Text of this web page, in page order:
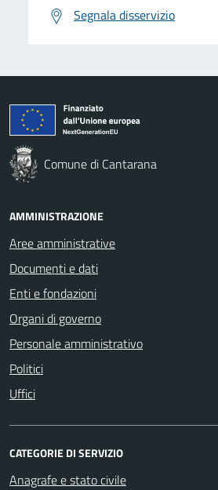
Segnala disservizio
Comune di Cantarana
AMMINISTRAZIONE
Aree amministrative
Documenti e dati
Enti e fondazioni
Organi di governo
Personale amministrativo
Politici
Uffici
CATEGORIE DI SERVIZIO
Anagrafe e stato civile